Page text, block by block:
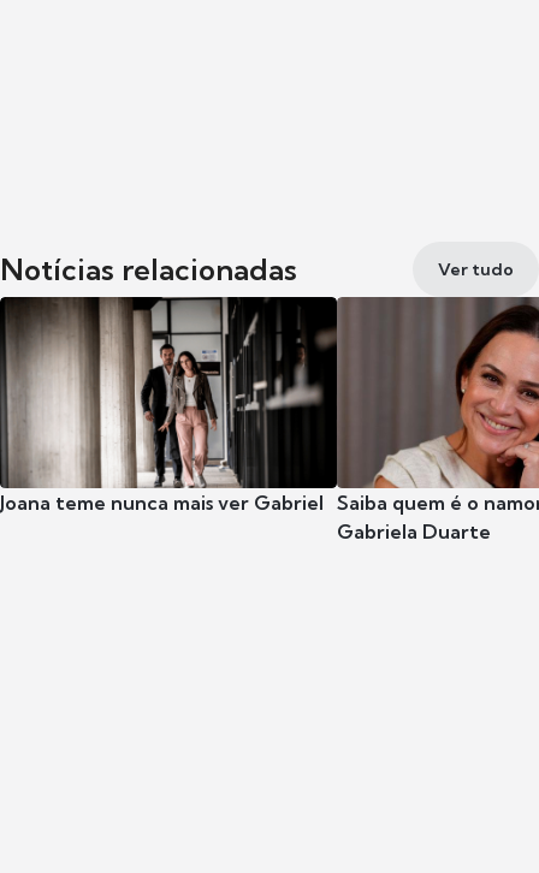
Notícias relacionadas Ver tudo
Joana teme nunca mais ver Gabriel Saiba quem é o
Gabriela Duarte